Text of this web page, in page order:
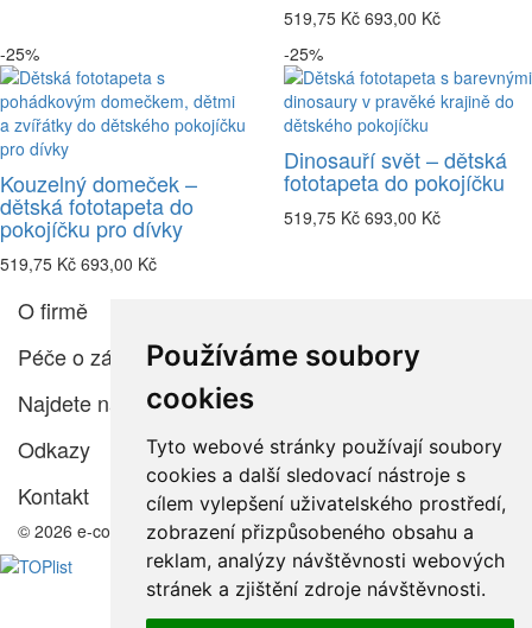
Používáme soubory
cookies
Tyto webové stránky používají soubory
cookies a další sledovací nástroje s
cílem vylepšení uživatelského prostředí,
zobrazení přizpůsobeného obsahu a
reklam, analýzy návštěvnosti webových
stránek a zjištění zdroje návštěvnosti.
519,75 Kč 693,00 Kč
-25%
Kouzelný domeček –
dětská fototapeta do
pokojíčku pro dívky
519,75 Kč 693,00 Kč
-25%
Dinosauří svět – dětská
fototapeta do pokojíčku
519,75 Kč 693,00 Kč
O firmě
Péče o zákazníka
Najdete nás
Odkazy
Kontakt
© 2026 e-color.cz